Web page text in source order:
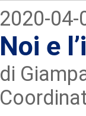
2020-04-
Noi e
di